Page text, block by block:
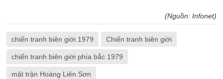
(Nguồn: Infonet)
chiến tranh biên giới 1979 Chiến tranh biên giới
chiến tranh biên giới phía bắc 1979
mặt trận Hoàng Liên Sơn